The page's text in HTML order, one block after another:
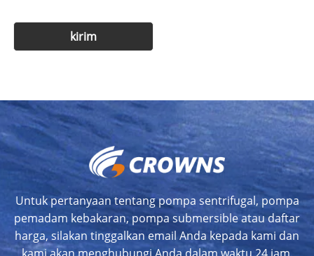
Untuk pertanyaan tentang pompa sentrifugal, pompa
pemadam kebakaran, pompa submersible atau daftar
harga, silakan tinggalkan email Anda kepada kami dan
kami akan menghubungi Anda dalam waktu 24 jam.